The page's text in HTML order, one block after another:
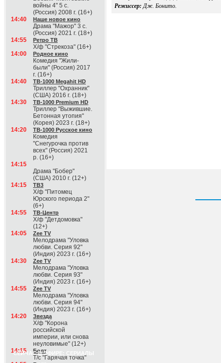
войны 4" 5 с.
(Россия) 2008 г. (16+)
14:40
Наше новое кино
Драма "Мажор" 3 с.
(Россия) 2021 г. (18+)
14:55
Ретро ТВ
Х/ф "Стрекоза" (16+)
14:00
Родное кино
Комедия "Жили-
были" (Россия) 2017
г. (16+)
14:40
ТВ-1000 Megahit HD
Триллер "Охранник"
(США) 2016 г. (18+)
14:30
ТВ-1000 Premium HD
Триллер "Выжившие.
Бетонная утопия"
(Корея) 2023 г. (18+)
14:20
ТВ-1000 Русское кино
Комедия
"Снегурочка против
всех" (Россия) 2021
р. (16+)
14:15
Драма "Бобер"
(США) 2010 г. (12+)
14:15
ТВ3
Х/ф "Питомец
Юрского периода 2"
(6+)
14:55
ТВ-Центр
Х/ф "Детдомовка"
(12+)
14:05
Zee TV
Мелодрама "Уловка
любви. Серия 92"
(Индия) 2023 г. (16+)
14:30
Zee TV
Мелодрама "Уловка
любви. Серия 93"
(Индия) 2023 г. (16+)
14:55
Zee TV
Мелодрама "Уловка
любви. Серия 94"
(Индия) 2023 г. (16+)
14:20
Звезда
Х/ф "Корона
российской
империи, или снова
неуловимые" (12+)
СЕЙЧАС В ЭФИРЕ: СЕРИАЛЫ
14:15 Болт
Т/с "Гарячая точка"
Режиссер:Дж. Бонито.